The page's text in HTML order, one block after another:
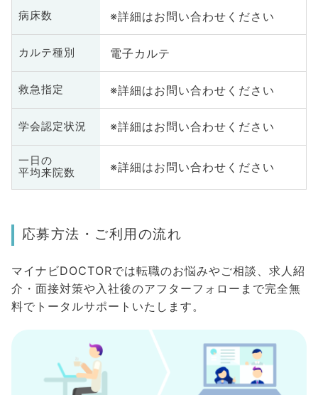
病床数 ※詳細はお問い合わせください
カルテ種別 電子カルテ
救急指定 ※詳細はお問い合わせください
学会認定状況 ※詳細はお問い合わせください
一日の
平均来院数
※詳細はお問い合わせください
応募方法・ご利用の流れ
マイナビDOCTORでは転職のお悩みやご相談、求人紹
介・面接対策や入社後のアフターフォローまで完全無
料でトータルサポートいたします。